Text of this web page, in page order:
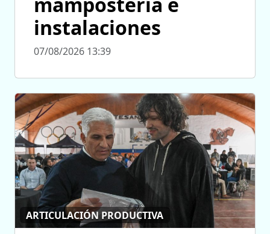
instalaciones
07/08/2026 13:39
ARTICULACIÓN PRODUCTIVA